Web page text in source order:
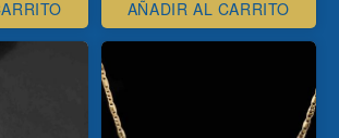
AÑADIR AL CARRITO